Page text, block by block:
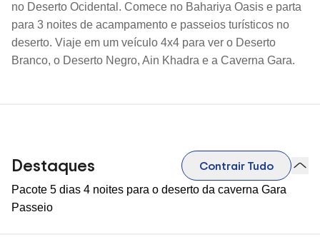
no Deserto Ocidental. Comece no Bahariya Oasis e parta
para 3 noites de acampamento e passeios turísticos no
deserto. Viaje em um veículo 4x4 para ver o Deserto
Branco, o Deserto Negro, Ain Khadra e a Caverna Gara.
Destaques Contrair Tudo
Pacote 5 dias 4 noites para o deserto da caverna Gara
Passeio